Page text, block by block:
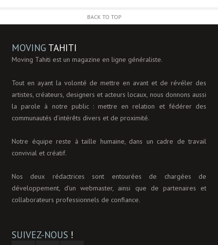
BACK TO TOP
MOVING TAHITI
Moving Tahiti est un magazine en ligne généraliste.
Tout en ayant la volonté de mettre en avant et de révéler des
artistes, créateurs, designers et acteurs locaux, nous donnons aussi
la parole à notre public : mettre en relation et fédérer des
communautés d’intérêts divers et de proximité.
Notre équipe reste à taille humaine, dans un cadre de travail
convivial et créatif.
Nos deux rédactrices sont entourées de chargées de
développement, d'un webmaster, ainsi que de partenaires et
collaborateurs professionnels de confiance.
SUIVEZ-NOUS !